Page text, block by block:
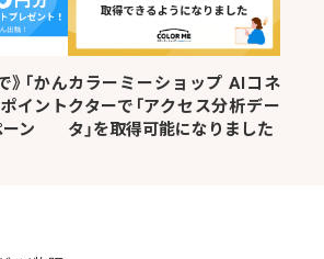
「かん
イント
ン
カラーミーショップ AIコネ
クターで「アクセス分析デー
タ」を取得可能になりました